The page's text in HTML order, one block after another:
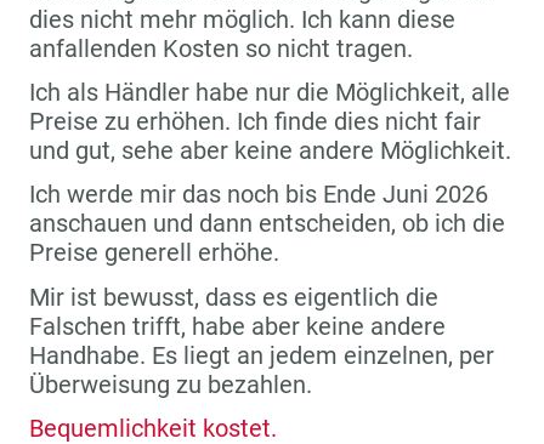
dies nicht mehr möglich. Ich kann diese
anfallenden Kosten so nicht tragen.
Ich als Händler habe nur die Möglichkeit, alle
Preise zu erhöhen. Ich finde dies nicht fair
und gut, sehe aber keine andere Möglichkeit.
Ich werde mir das noch bis Ende Juni 2026
anschauen und dann entscheiden, ob ich die
Preise generell erhöhe.
Mir ist bewusst, dass es eigentlich die
Falschen trifft, habe aber keine andere
Handhabe. Es liegt an jedem einzelnen, per
Überweisung zu bezahlen.
Bequemlichkeit kostet.